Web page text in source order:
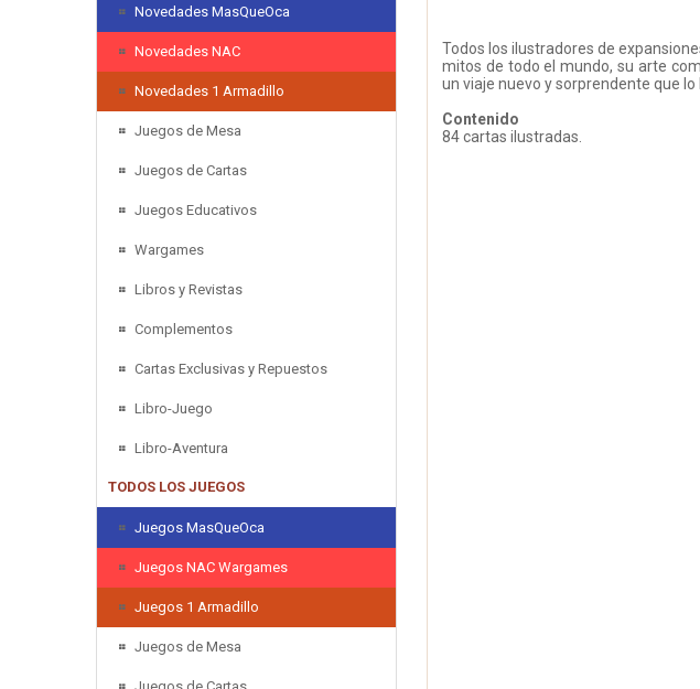
Novedades MasQueOca
Novedades NAC
Novedades 1 Armadillo
Juegos de Mesa
Juegos de Cartas
Juegos Educativos
Wargames
Libros y Revistas
Complementos
Cartas Exclusivas y Repuestos
Libro-Juego
Libro-Aventura
TODOS LOS JUEGOS
Juegos MasQueOca
Juegos NAC Wargames
Juegos 1 Armadillo
Juegos de Mesa
Todos los ilustradores de
mitos de todo el mundo, su arte
un viaje nuevo y sorprendente que lo
Contenido
84 cartas ilustradas.